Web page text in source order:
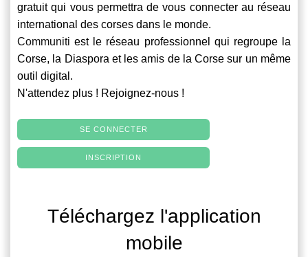
gratuit qui vous permettra de vous connecter au réseau
international des corses dans le monde.
Communiti est le réseau professionnel qui regroupe la
Corse, la Diaspora et les amis de la Corse sur un même
outil digital.
N'attendez plus ! Rejoignez-nous !
SE CONNECTER
INSCRIPTION
Téléchargez l'application
mobile